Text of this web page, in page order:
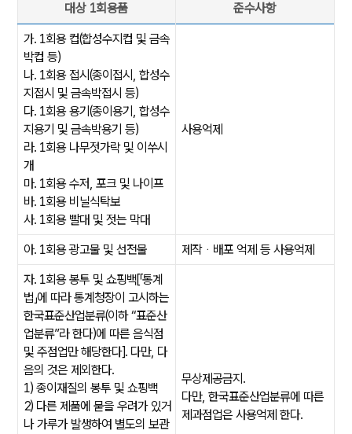
「식품위생법」 제2조제12호의 집단급식소 또는 같은 법 제36조제1
대상 1회용품 준수사항
가. 1회용 컵(합성수지컵 및 금속
박컵 등)
나. 1회용 접시(종이접시, 합성수
지접시 및 금속박접시 등)
다. 1회용 용기(종이용기, 합성수
지용기 및 금속박용기 등)
라. 1회용 나무젓가락 및 이쑤시
개
마. 1회용 수저, 포크 및 나이프
바. 1회용 비닐식탁보
사. 1회용 빨대 및 젓는 막대
사용억제
아. 1회용 광고물 및 선전물
제작ᆞ배포 억제 등 사용억제
자. 1회용 봉투 및 쇼핑백[「통계
법」에 따라 통계청장이 고시하는
한국표준산업분류(이하 “표준산
업분류”라 한다)에 따른 음식점
및 주점업만 해당한다]. 다만, 다
음의 것은 제외한다.
1) 종이재질의 봉투 및 쇼핑백
2) 다른 제품에 묻을 우려가 있거
나 가루가 발생하여 별도의 보관
무상제공금지.
다만, 한국표준산업분류에 따른
제과점업은 사용억제 한다.